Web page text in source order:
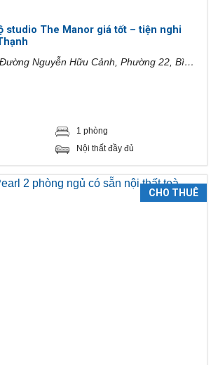
studio The Manor giá tốt – tiện nghi
Nguyễn Hữu Cảnh, Phường 22, Bình
1 phòng
Nội thất đầy đủ
CHO THUÊ